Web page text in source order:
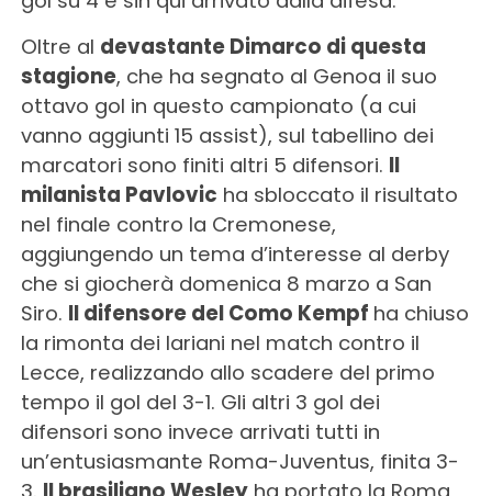
Oltre al devastante Dimarco di questa
stagione, che ha segnato al Genoa il suo
ottavo gol in questo campionato (a cui
vanno aggiunti 15 assist), sul tabellino dei
marcatori sono finiti altri 5 difensori. Il
milanista Pavlovic ha sbloccato il risultato
nel finale contro la Cremonese,
aggiungendo un tema d’interesse al derby
che si giocherà domenica 8 marzo a San
Siro. Il difensore del Como Kempf ha chiuso
la rimonta dei lariani nel match contro il
Lecce, realizzando allo scadere del primo
tempo il gol del 3-1. Gli altri 3 gol dei
difensori sono invece arrivati tutti in
un’entusiasmante Roma-Juventus, finita 3-